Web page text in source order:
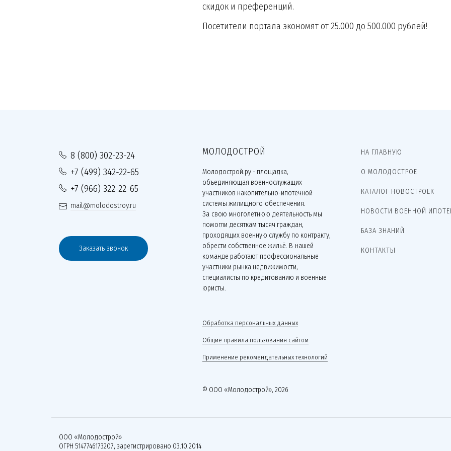
скидок и преференций.
Посетители портала экономят от 25.000 до 500.000 рублей!
8 (800) 302-23-24
+7 (499) 342-22-65
+7 (966) 322-22-65
mail@molodostroy.ru
Заказать звонок
МОЛОДОСТРОЙ
Молодострой.ру - площадка,
объединяющая военнослужащих
участников накопительно-ипотечной
системы жилищного обеспечения.
За свою многолетнюю деятельность мы
помогли десяткам тысяч граждан,
проходящих военную службу по контракту,
обрести собственное жильё. В нашей
команде работают профессиональные
участники рынка недвижимости,
специалисты по кредитованию и военные
юристы.
Обработка персональных данных
Общие правила пользования сайтом
Применение рекомендательных технологий
© ООО «Молодострой», 2026
НА ГЛАВНУЮ
О МОЛОДОСТРОЕ
КАТАЛОГ НОВОСТРОЕК
НОВОСТИ ВОЕННОЙ
БАЗА ЗНАНИЙ
КОНТАКТЫ
ООО «Молодострой»
ОГРН 5147746173207, зарегистрировано 03.10.2014